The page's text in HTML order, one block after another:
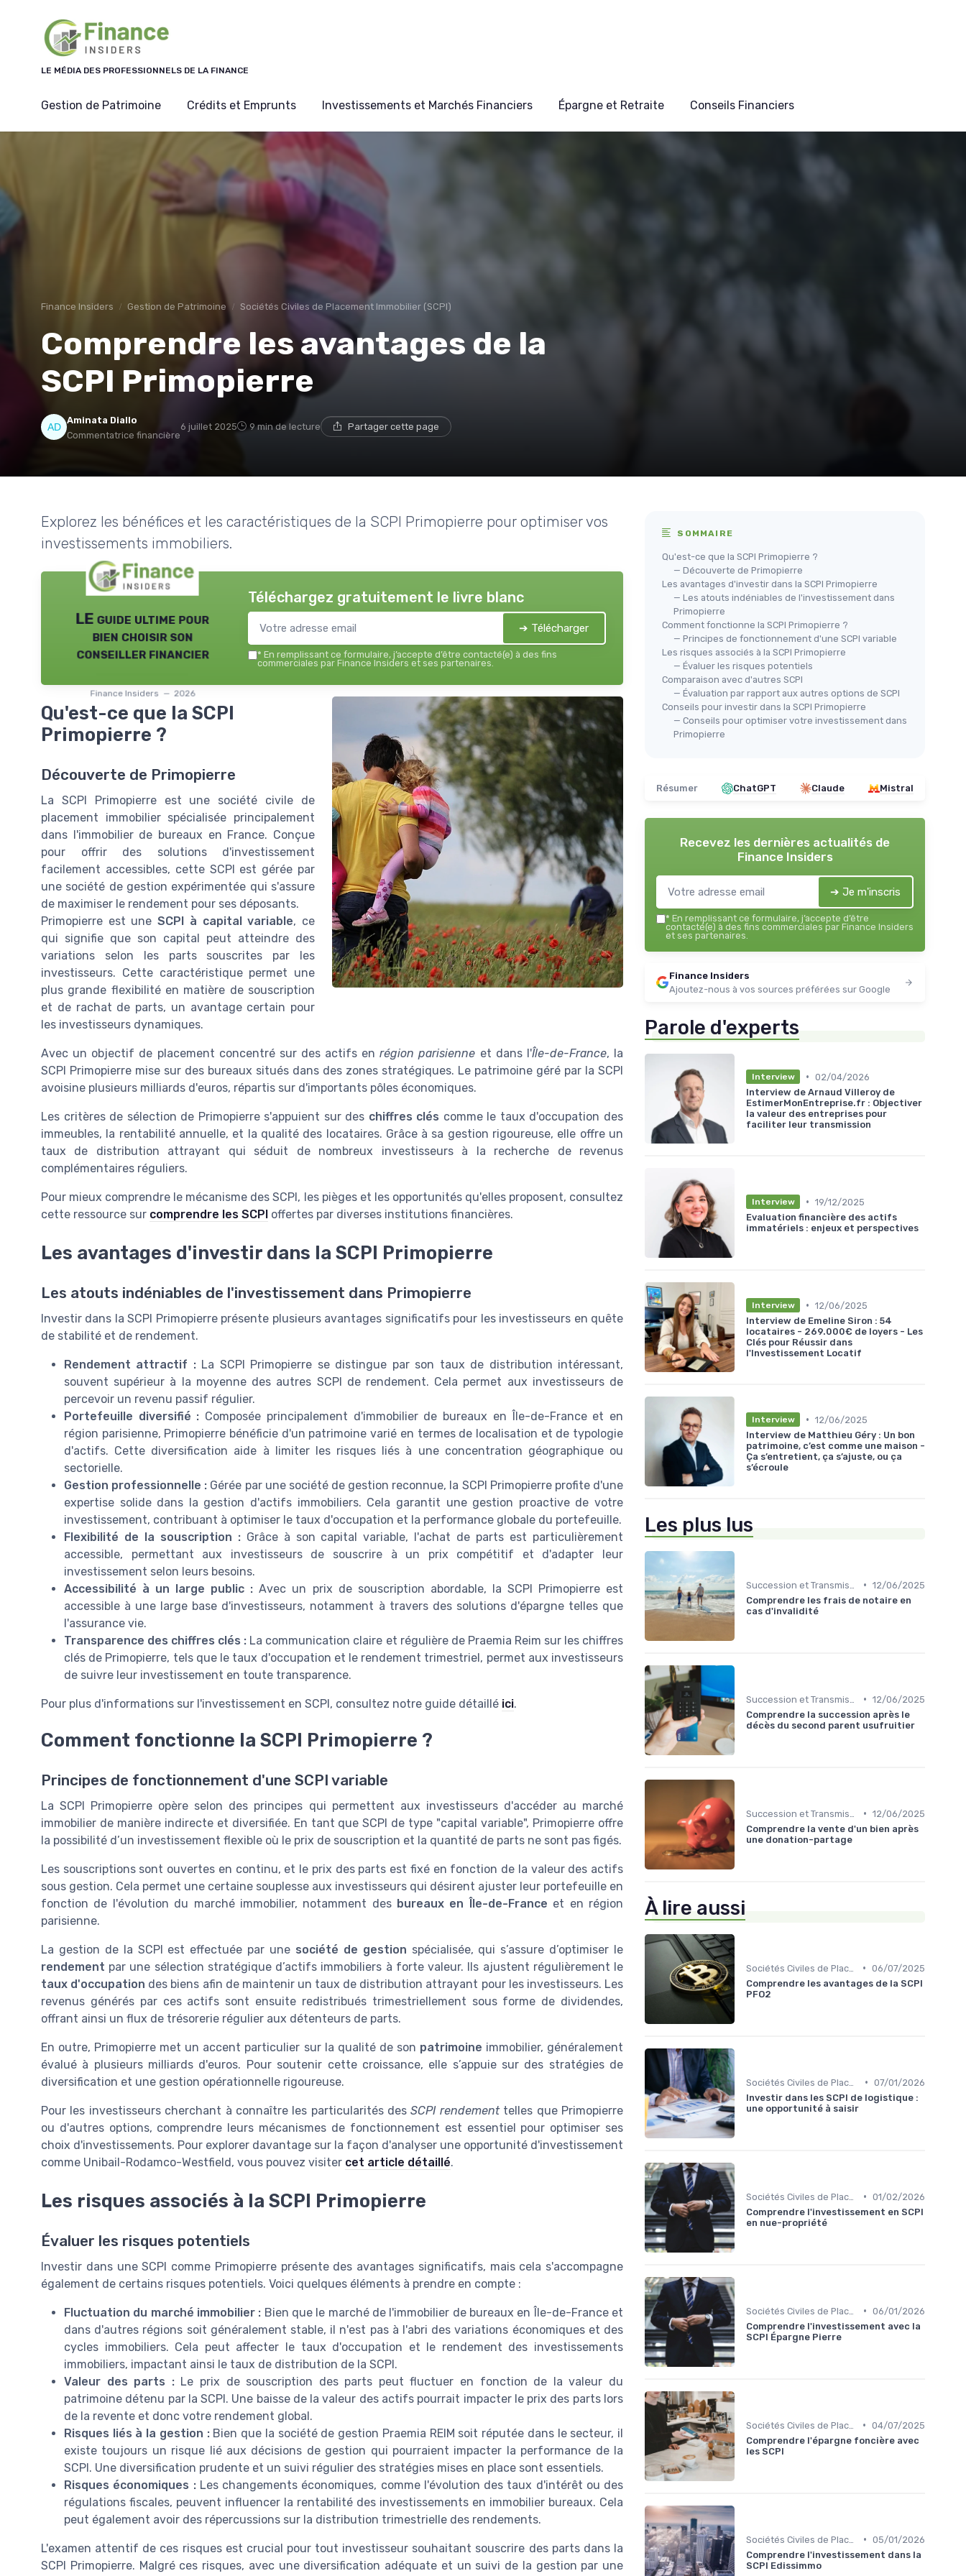
LE MÉDIA DES PROFESSIONNELS DE LA FINANCE
Gestion de Patrimoine Crédits et Emprunts Investissements et Marchés Financiers Épargne et Retraite Conseils Financiers
Finance Insiders Gestion de Patrimoine Sociétés Civiles de Placement Immobilier (SCPI)
Comprendre les avantages de la
SCPI Primopierre
Aminata Diallo
Commentatrice financière
6 juillet 2025 9 min de lecture Partager cette page
Explorez les bénéfices et les caractéristiques de la SCPI Primopierre pour optimiser vos
investissements immobiliers.
LE guide ultime pour
bien choisir son
conseiller financier
Finance Insiders — 2026
Téléchargez gratuitement le livre blanc
➔ Télécharger
* En remplissant ce formulaire, j’accepte d’être contacté(e) à des fins
commerciales par Finance Insiders et ses partenaires.
Qu'est-ce que la SCPI
Primopierre ?
Découverte de Primopierre
La SCPI Primopierre est une société civile de
placement immobilier spécialisée principalement
dans l'immobilier de bureaux en France. Conçue
pour offrir des solutions d'investissement
facilement accessibles, cette SCPI est gérée par
une société de gestion expérimentée qui s'assure
de maximiser le rendement pour ses déposants.
Primopierre est uneSCPI à capital variable, ce
qui signifie que son capital peut atteindre des
variations selon les parts souscrites par les
investisseurs. Cette caractéristique permet une
plus grande flexibilité en matière de souscription
et de rachat de parts, un avantage certain pour
les investisseurs dynamiques.
Avec un objectif de placement concentré sur des actifs enrégion parisienne et dans l'Île-de-France, la
SCPI Primopierre mise sur des bureaux situés dans des zones stratégiques. Le patrimoine géré par la SCPI
avoisine plusieurs milliards d'euros, répartis sur d'importants pôles économiques.
Les critères de sélection de Primopierre s'appuient sur des chiffres clés comme le taux d'occupation des
immeubles, la rentabilité annuelle, et la qualité des locataires. Grâce à sa gestion rigoureuse, elle offre un
taux de distribution attrayant qui séduit de nombreux investisseurs à la recherche de revenus
complémentaires réguliers.
Pour mieux comprendre le mécanisme des SCPI, les pièges et les opportunités qu'elles proposent, consultez
cette ressource sur comprendre les SCPI offertes par diverses institutions financières.
Les avantages d'investir dans la SCPI Primopierre
Les atouts indéniables de l'investissement dans Primopierre
Investir dans la SCPI Primopierre présente plusieurs avantages significatifs pour les investisseurs en quête
de stabilité et de rendement.
Rendement attractif :La SCPI Primopierre se distingue par son taux de distribution intéressant,
souvent supérieur à la moyenne des autres SCPI de rendement. Cela permet aux investisseurs de
percevoir un revenu passif régulier.
Portefeuille diversifié : Composée principalement d'immobilier de bureaux en Île-de-France et en
région parisienne, Primopierre bénéficie d'un patrimoine varié en termes de localisation et de typologie
d'actifs. Cette diversification aide à limiter les risques liés à une concentration géographique ou
sectorielle.
Gestion professionnelle : Gérée par une société de gestion reconnue, la SCPI Primopierre profite d'une
expertise solide dans la gestion d'actifs immobiliers. Cela garantit une gestion proactive de votre
investissement, contribuant à optimiser le taux d'occupation et la performance globale du portefeuille.
Flexibilité de la souscription :Grâce à son capital variable, l'achat de parts est particulièrement
accessible, permettant aux investisseurs de souscrire à un prix compétitif et d'adapter leur
investissement selon leurs besoins.
Accessibilité à un large public : Avec un prix de souscription abordable, la SCPI Primopierre est
accessible à une large base d'investisseurs, notamment à travers des solutions d'épargne telles que
l'assurance vie.
Transparence des chiffres clés : La communication claire et régulière de Praemia Reim sur les chiffres
clés de Primopierre, tels que le taux d'occupation et le rendement trimestriel, permet aux investisseurs
de suivre leur investissement en toute transparence.
Pour plus d'informations sur l'investissement en SCPI, consultez notre guide détaillé ici.
Comment fonctionne la SCPI Primopierre ?
Principes de fonctionnement d'une SCPI variable
La SCPI Primopierre opère selon des principes qui permettent aux investisseurs d'accéder au marché
immobilier de manière indirecte et diversifiée. En tant que SCPI de type "capital variable", Primopierre offre
la possibilité d’un investissement flexible où le prix de souscription et la quantité de parts ne sont pas figés.
Les souscriptions sont ouvertes en continu, et le prix des parts est fixé en fonction de la valeur des actifs
sous gestion. Cela permet une certaine souplesse aux investisseurs qui désirent ajuster leur portefeuille en
fonction de l'évolution du marché immobilier, notamment des bureaux en Île-de-France et en région
parisienne.
La gestion de la SCPI est effectuée par une société de gestion spécialisée, qui s’assure d’optimiser le
rendement par une sélection stratégique d’actifs immobiliers à forte valeur. Ils ajustent régulièrement le
taux d'occupation des biens afin de maintenir un taux de distribution attrayant pour les investisseurs. Les
revenus générés par ces actifs sont ensuite redistribués trimestriellement sous forme de dividendes,
offrant ainsi un flux de trésorerie régulier aux détenteurs de parts.
En outre, Primopierre met un accent particulier sur la qualité de son patrimoine immobilier, généralement
évalué à plusieurs milliards d'euros. Pour soutenir cette croissance, elle s’appuie sur des stratégies de
diversification et une gestion opérationnelle rigoureuse.
Pour les investisseurs cherchant à connaître les particularités desSCPI rendementtelles que Primopierre
ou d'autres options, comprendre leurs mécanismes de fonctionnement est essentiel pour optimiser ses
choix d'investissements. Pour explorer davantage sur la façon d'analyser une opportunité d'investissement
comme Unibail-Rodamco-Westfield, vous pouvez visiter cet article détaillé.
Les risques associés à la SCPI Primopierre
Évaluer les risques potentiels
Investir dans une SCPI comme Primopierre présente des avantages significatifs, mais cela s'accompagne
également de certains risques potentiels. Voici quelques éléments à prendre en compte :
Fluctuation du marché immobilier : Bien que le marché de l'immobilier de bureaux en Île-de-France et
dans d'autres régions soit généralement stable, il n'est pas à l'abri des variations économiques et des
cycles immobiliers. Cela peut affecter le taux d'occupation et le rendement des investissements
immobiliers, impactant ainsi le taux de distribution de la SCPI.
Valeur des parts :Le prix de souscription des parts peut fluctuer en fonction de la valeur du
patrimoine détenu par la SCPI. Une baisse de la valeur des actifs pourrait impacter le prix des parts lors
de la revente et donc votre rendement global.
Risques liés à la gestion :Bien que la société de gestion Praemia REIM soit réputée dans le secteur, il
existe toujours un risque lié aux décisions de gestion qui pourraient impacter la performance de la
SCPI. Une diversification prudente et un suivi régulier des stratégies mises en place sont essentiels.
Risques économiques :Les changements économiques, comme l'évolution des taux d'intérêt ou des
régulations fiscales, peuvent influencer la rentabilité des investissements en immobilier bureaux. Cela
peut également avoir des répercussions sur la distribution trimestrielle des rendements.
L'examen attentif de ces risques est crucial pour tout investisseur souhaitant souscrire des parts dans la
SCPI Primopierre. Malgré ces risques, avec une diversification adéquate et un suivi de la gestion par une
SOMMAIRE
Qu'est-ce que la SCPI Primopierre ?
— Découverte de Primopierre
Les avantages d'investir dans la SCPI Primopierre
— Les atouts indéniables de l'investissement dans
Primopierre
Comment fonctionne la SCPI Primopierre ?
— Principes de fonctionnement d'une SCPI variable
Les risques associés à la SCPI Primopierre
— Évaluer les risques potentiels
Comparaison avec d'autres SCPI
— Évaluation par rapport aux autres options de SCPI
Conseils pour investir dans la SCPI Primopierre
— Conseils pour optimiser votre investissement dans
Primopierre
Résumer ChatGPT Claude Mistral
Recevez les dernières actualités de
Finance Insiders
➔ Je m'inscris
* En remplissant ce formulaire, j’accepte d’être
contacté(e) à des fins commerciales par Finance Insiders
et ses partenaires.
Finance Insiders
Ajoutez-nous à vos sources préférées sur Google
Parole d'experts
Interview • 02/04/2026
Interview de Arnaud Villeroy de
EstimerMonEntreprise.fr : Objectiver
la valeur des entreprises pour
faciliter leur transmission
Interview • 19/12/2025
Evaluation financière des actifs
immatériels : enjeux et perspectives
Interview • 12/06/2025
Interview de Emeline Siron : 54
locataires - 269.000€ de loyers - Les
Clés pour Réussir dans
l'Investissement Locatif
Interview • 12/06/2025
Interview de Matthieu Géry : Un bon
patrimoine, c’est comme une maison -
Ça s’entretient, ça s’ajuste, ou ça
s’écroule
Les plus lus
• 12/06/2025
Comprendre les frais de notaire en
cas d'invalidité
• 12/06/2025
Comprendre la succession après le
décès du second parent usufruitier
• 12/06/2025
Comprendre la vente d'un bien après
une donation-partage
À lire aussi
• 06/07/2025
Comprendre les avantages de la SCPI
PFO2
• 07/01/2026
Investir dans les SCPI de logistique :
une opportunité à saisir
• 01/02/2026
Comprendre l'investissement en SCPI
en nue-propriété
• 06/01/2026
Comprendre l'investissement avec la
SCPI Épargne Pierre
• 04/07/2025
Comprendre l'épargne foncière avec
les SCPI
• 05/01/2026
Comprendre l'investissement dans la
SCPI Edissimmo